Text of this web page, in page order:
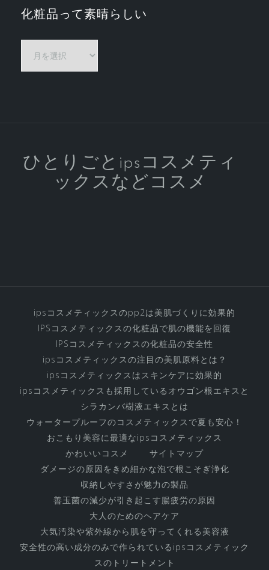
化粧品って素晴らしい
ら
し
ひとりごとipsコスメティ
ックスなどコスメ
ipsコスメティックスのpp2は美肌づくりに効果的
IPSコスメティックスの化粧品で肌の機能を回復
IPSコスメティックスの化粧品の安全性
ipsコスメティックスの注目の美肌原料とは？
ipsコスメティックスはスキンケアに効果的
ipsコスメティックスも採用しているオウゴン根エキスと
シラカンバ樹液エキスとは
ウォータープルーフのコスメティックスで夏も安心！
おこもり美容に最適なipsコスメティックス
かわいいコスメ
サイトマップ
ダメージの原因をきめ細かな泡で根こそぎ浄化
収納しやすさが魅力の製品
善玉菌の減少が引き起こす腸疲労の原因
大人のためのヘアケア
大気汚染や紫外線から肌を守ってくれる美容液
安全性の高い成分のみで作られているipsコスメティック
スのトリートメント